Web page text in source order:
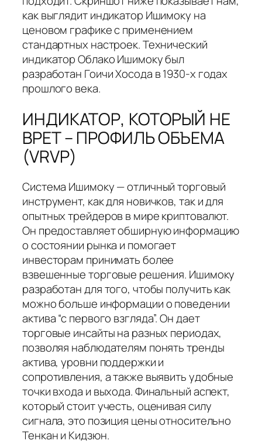
как выглядит индикатор Ишимоку на
ценовом графике с применением
стандартных настроек. Технический
индикатор Облако Ишимоку был
разработан Гоичи Хосода в 1930-х годах
прошлого века.
ИНДИКАТОР, КОТОРЫЙ НЕ
ВРЕТ – ПРОФИЛЬ ОБЪЕМА
(VRVP)
Система Ишимоку — отличный торговый
инструмент, как для новичков, так и для
опытных трейдеров в мире криптовалют.
Он предоставляет обширную информацию
о состоянии рынка и помогает
инвесторам принимать более
взвешенные торговые решения. Ишимоку
разработан для того, чтобы получить как
можно больше информации о поведении
актива “с первого взгляда”. Он дает
торговые инсайты на разных периодах,
позволяя наблюдателям понять тренды
актива, уровни поддержки и
сопротивления, а также выявить удобные
точки входа и выхода. Финальный аспект,
который стоит учесть, оценивая силу
сигнала, это позиция цены относительно
Тенкан и Кидзюн.